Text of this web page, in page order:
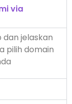
via
jelaskan
pilih domain